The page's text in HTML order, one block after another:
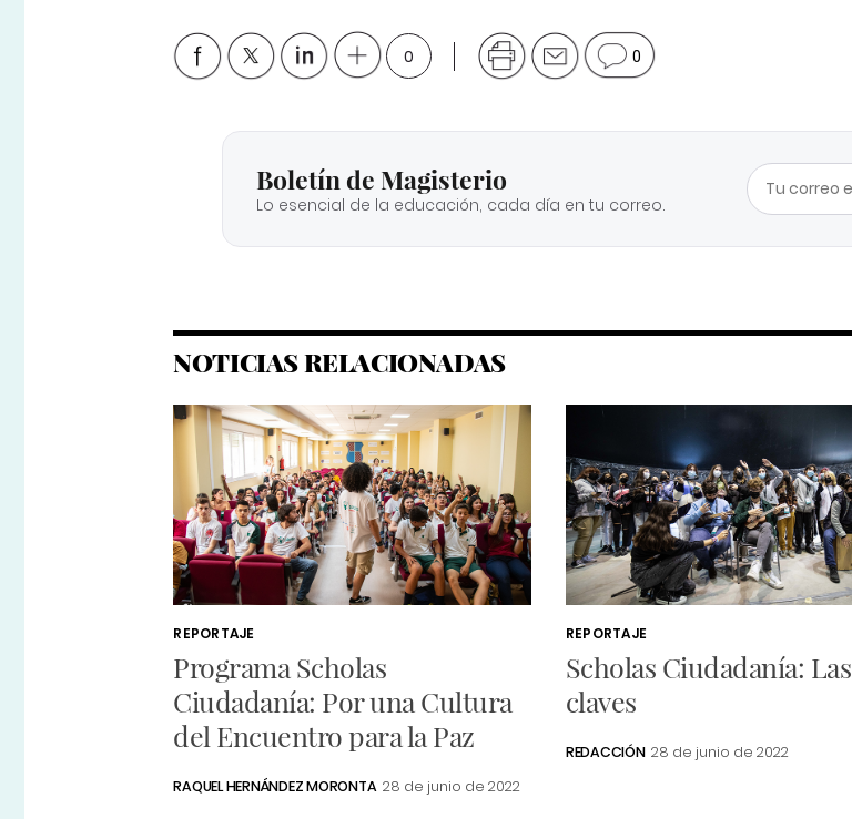
0 0
Boletín de Magisterio
Lo esencial de la educación, cada día en tu correo.
NOTICIAS RELACIONADAS
REPORTAJE
Programa Scholas
Ciudadanía: Por una Cultura
del Encuentro para la Paz
RAQUEL HERNÁNDEZ MORONTA 28 de junio de 2022
REPORTAJE
Scholas Ciudadanía: Las
claves
REDACCIÓN 28 de junio de 2022